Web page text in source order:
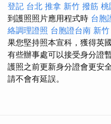
登記 台北 推拿 新竹 撥筋 桃
到護照照片應用程式時 台胞
絡調理證照 台胞證台南 新
果您堅持照本宣科，獲得英
有些辦事處可以接受身分證
護照之前更新身分證會更安
請不會有延誤。